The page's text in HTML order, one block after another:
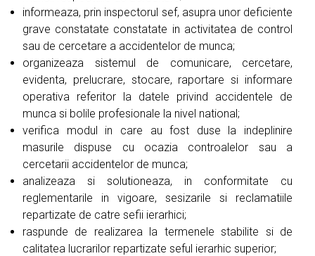
informeaza, prin inspectorul sef, asupra unor deficiente
grave constatate constatate in activitatea de control
sau de cercetare a accidentelor de munca;
organizeaza sistemul de comunicare, cercetare,
evidenta, prelucrare, stocare, raportare si informare
operativa referitor la datele privind accidentele de
munca si bolile profesionale la nivel national;
verifica modul in care au fost duse la indeplinire
masurile dispuse cu ocazia controalelor sau a
cercetarii accidentelor de munca;
analizeaza si solutioneaza, in conformitate cu
reglementarile in vigoare, sesizarile si reclamatiile
repartizate de catre sefii ierarhici;
raspunde de realizarea la termenele stabilite si de
calitatea lucrarilor repartizate seful ierarhic superior;